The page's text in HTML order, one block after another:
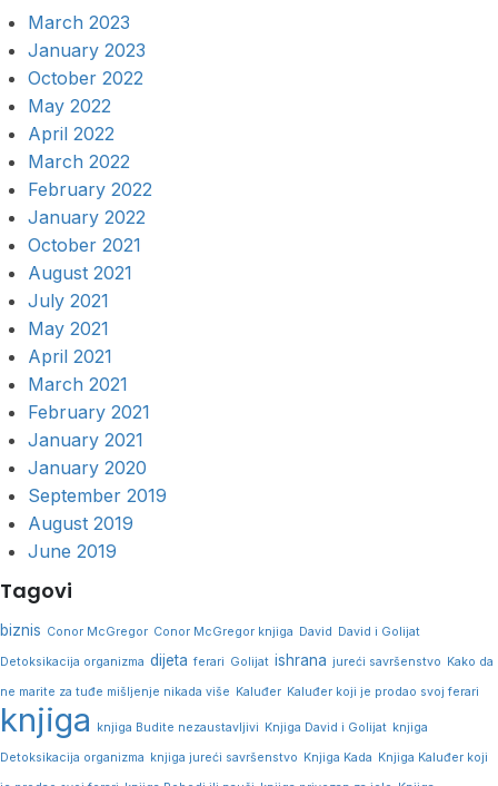
March 2023
January 2023
October 2022
May 2022
April 2022
March 2022
February 2022
January 2022
October 2021
August 2021
July 2021
May 2021
April 2021
March 2021
February 2021
January 2021
January 2020
September 2019
August 2019
June 2019
Tagovi
biznis Conor McGregor Conor McGregor knjiga David David i Golijat
Detoksikacija organizma dijeta ferari Golijat ishrana jureći savršenstvo Kako da
ne marite za tuđe mišljenje nikada više Kaluđer Kaluđer koji je prodao svoj ferari
knjiga knjiga Budite nezaustavljivi Knjiga David i Golijat knjiga
Detoksikacija organizma knjiga jureći savršenstvo Knjiga Kada Knjiga Kaluđer koji